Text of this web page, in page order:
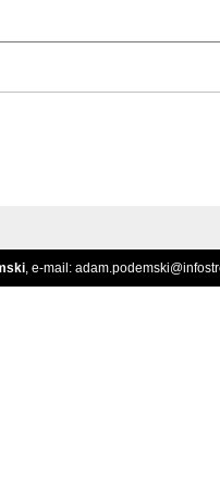
, e-mail: